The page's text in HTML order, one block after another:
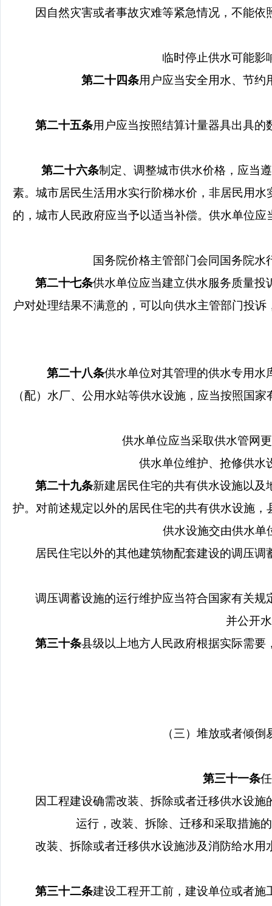
因自然灾害或者事故灾难等紧急情况，不能
临时停止供水可能影
第二十四条用户应当安全用水、节约
第二十五条用户应当按照结算计量器具出具
第二十六条制定、调整城市供水价格，应当
素。城市居民生活用水实行阶梯水价，非居民用
的，城市人民政府应当予以适当补偿。供水单位
国务院价格主管部门会同国务院
第二十七条供水单位应当建立供水服务质量
户对处理结果不满意的，可以向供水主管部门投
第二十八条供水单位对其管理的供水专用
（配）水厂、公用水站等供水设施，应当按照国
供水单位应当采取供水管网
供水单位维护、抢修供水
第二十九条新建居民住宅的共有供水设施以
护。对前述规定以外的居民住宅的共有供水设施
供水设施交由供水单
居民住宅以外的其他建筑物配套建设的调压
调压调蓄设施的运行维护应当符合国家有关
并公开
第三十条县级以上地方人民政府根据实际需
（三）堆放或者倾
第三十一条
因工程建设确需改装、拆除或者迁移供水设
运行，改装、拆除、迁移和采取措施
改装、拆除或者迁移供水设施涉及消防给水
第三十二条建设工程开工前，建设单位或者